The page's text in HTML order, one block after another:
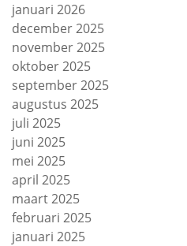
januari 2026
december 2025
november 2025
oktober 2025
september 2025
augustus 2025
juli 2025
juni 2025
mei 2025
april 2025
maart 2025
februari 2025
januari 2025